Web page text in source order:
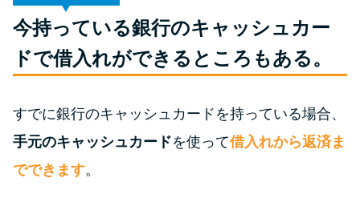
今月の家賃払えない…2ヵ月目に
は解決しないと危険な理由と対
処法3つ
家賃払えないが強制退去は避け
たい…市役所に相談より賢い方
今持っている銀行のキャッシュカー
ドで借入れができるところもある。
すでに銀行のキャッシュカードを持っている場合、
手元のキャッシュカードを使って借入れから返済ま
でできます。